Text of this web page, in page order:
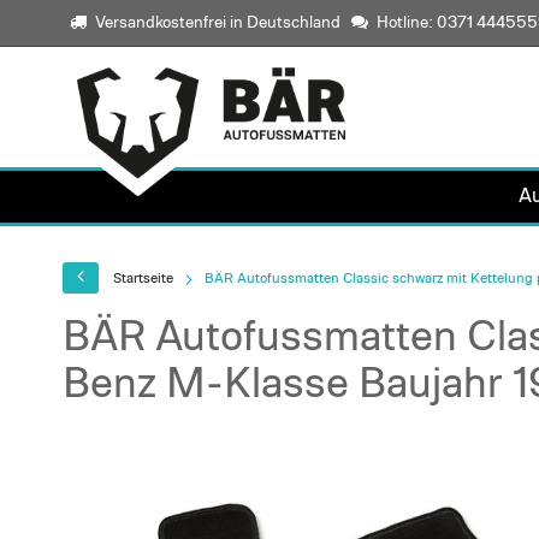
Versandkostenfrei in Deutschland Hotline: 0371
Startseite BÄR Autofussmatten Classic schwarz mit
BÄR Autofussmatten
Benz M-Klasse Baujahr